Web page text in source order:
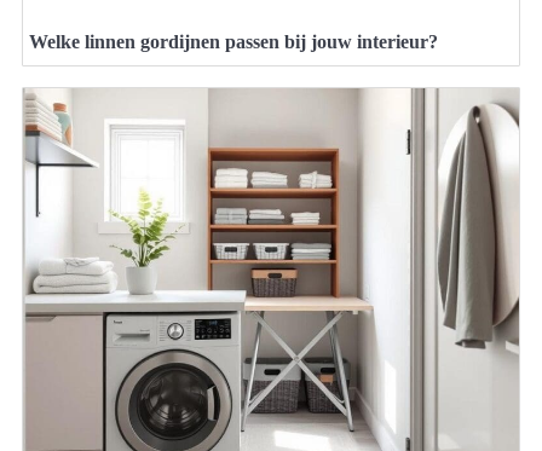
Welke linnen gordijnen passen bij jouw interieur?